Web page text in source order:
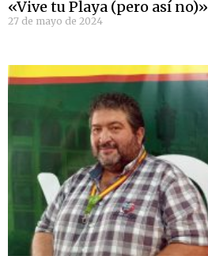
«Vive tu Playa (pero así no)»
27 de mayo de 2024